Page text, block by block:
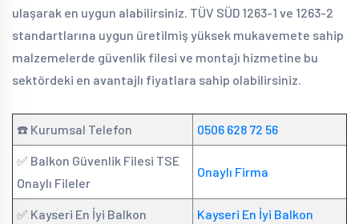
ulaşarak en uygun alabilirsiniz. TÜV SÜD 1263-1 ve 1263-2
standartlarına uygun üretilmiş yüksek mukavemete sahip
malzemelerde güvenlik filesi ve montajı hizmetine bu
sektördeki en avantajlı fiyatlara sahip olabilirsiniz.
☎️ Kurumsal Telefon 0506 628 72 56
✅ Balkon Güvenlik Filesi TSE
Onaylı Fileler
Onaylı Firma
✅ Kayseri En İyi Balkon Kayseri En İyi Balkon